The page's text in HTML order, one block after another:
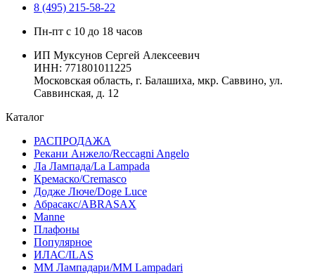
8 (495) 215-58-22
Пн-пт с 10 до 18 часов
ИП Муксунов Сергей Алексеевич
ИНН: 771801011225
Московская область, г. Балашиха, мкр. Саввино, ул.
Саввинская, д. 12
Каталог
РАСПРОДАЖА
Рекани Анжело/Reccagni Angelo
Ла Лампада/La Lampada
Кремаско/Cremasco
Додже Люче/Doge Luce
Абрасакс/ABRASAX
Manne
Плафоны
Популярное
ИЛАС/ILAS
ММ Лампадари/MM Lampadari